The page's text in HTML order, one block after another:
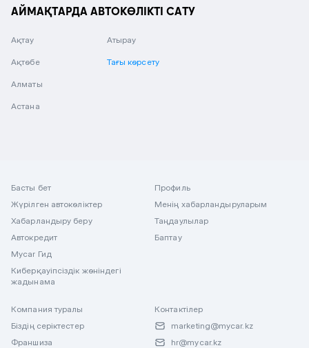
АЙМАҚТАРДА АВТОКӨЛІКТІ САТУ
Ақтау
Ақтөбе
Алматы
Астана
Атырау
Тағы көрсету
Басты бет
Жүрілген автокөліктер
Хабарландыру беру
Автокредит
Mycar Гид
Киберқауіпсіздік жөніндегі
жадынама
Профиль
Менің хабарландыруларым
Таңдаулылар
Баптау
Компания туралы
Біздің серіктестер
Франшиза
Контактілер
marketing@mycar.kz
hr@mycar.kz